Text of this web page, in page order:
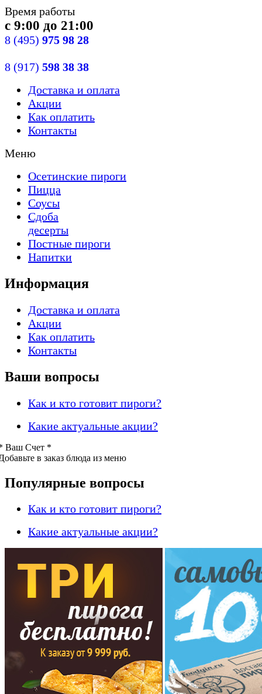
Время работы
с 9:00 до 21:00
8 (495) 975 98 28
8 (917) 598 38 38
Доставка и оплата
Акции
Как оплатить
Контакты
Меню
Осетинские пироги
Пицца
Cоусы
Сдобa
десерты
Постные пироги
Напитки
Информация
Доставка и оплата
Акции
Как оплатить
Контакты
Ваши вопросы
Как и кто готовит пироги?
Какие актуальные акции?
Ваш Счет *
в заказ блюда из меню
Популярные вопросы
Как и кто готовит пироги?
Какие актуальные акции?